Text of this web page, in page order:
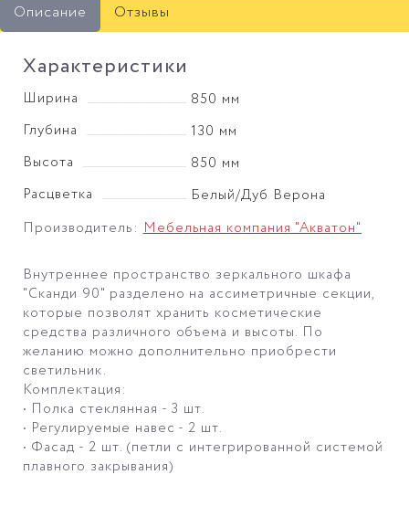
Описание Отзывы
Характеристики
Ширина
850 мм
Глубина
130 мм
Высота
850 мм
Расцветка
Белый/Дуб Верона
Производитель:Мебельная компания "Акватон"
Внутреннее пространство зеркального шкафа
"Сканди 90" разделено на ассиметричные секции,
которые позволят хранить косметические
средства различного объема и высоты. По
желанию можно дополнительно приобрести
светильник.
Комплектация:
• Полка стеклянная - 3 шт.
• Регулируемые навес - 2 шт.
• Фасад - 2 шт. (петли с интегрированной системой
плавного закрывания)